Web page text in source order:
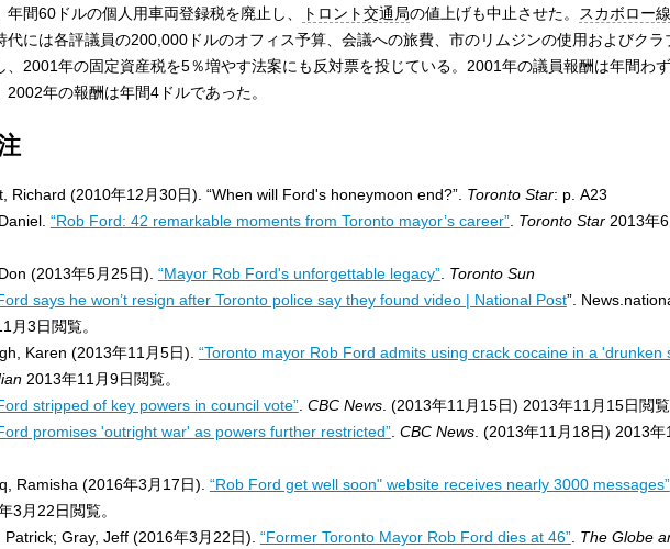
年間60ドルの個人用車両登録税を廃止し、
トロント交通局の値上げも中止させた。 スカボロー線
代には各評議員の200,000ドルのオフィス予算、会議への旅費、市のリムジンの使用およびクラ
、2001年の固定資産税を5％増やす法案にも反対票を投じている。2001年の議員報酬は年間わ
2002年の報酬は年間4ドルであった。
Richard (2010年12月30日). “When will Ford's honeymoon end?”. Toronto Star: p. A23
“Rob Ford: 42 remarkable moments from Toronto mayor’s career”. Toronto Star 2013年
(2013年5月25日). “Mayor Rob Ford's unforgettable legacy”. Toronto Sun
says he won’t resign after Toronto police say they found video | National Post”.
月3日閲覧。
Karen (2013年11月5日). “Toronto mayor Rob Ford admits using crack cocaine in a 'drunken
2013年11月9日閲覧。
stripped of key powers in council vote”. CBC News. (2013年11月15日) 2013年11月15日閲覧
promises 'outright war' as powers further restricted”. CBC News. (2013年11月18日) 2013年
Ramisha (2016年3月17日). “Rob Ford get well soon" website receives nearly 3000 messages”
3月22日閲覧。
Patrick; Gray, Jeff (2016年3月22日). “Former Toronto Mayor Rob Ford dies at 46”. The Globe